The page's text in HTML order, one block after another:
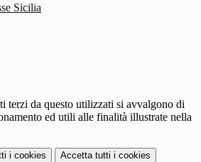
Sicilia
terzi da questo utilizzati si avvalgono di
ed utili alle finalità illustrate nella
i cookies Accetta tutti i cookies